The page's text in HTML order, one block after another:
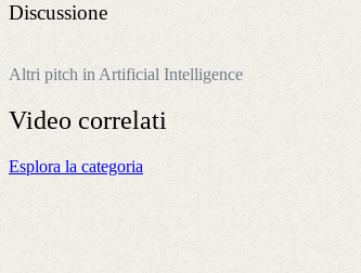
Discussione
Altri pitch in Artificial Intelligence
Video correlati
Esplora la categoria